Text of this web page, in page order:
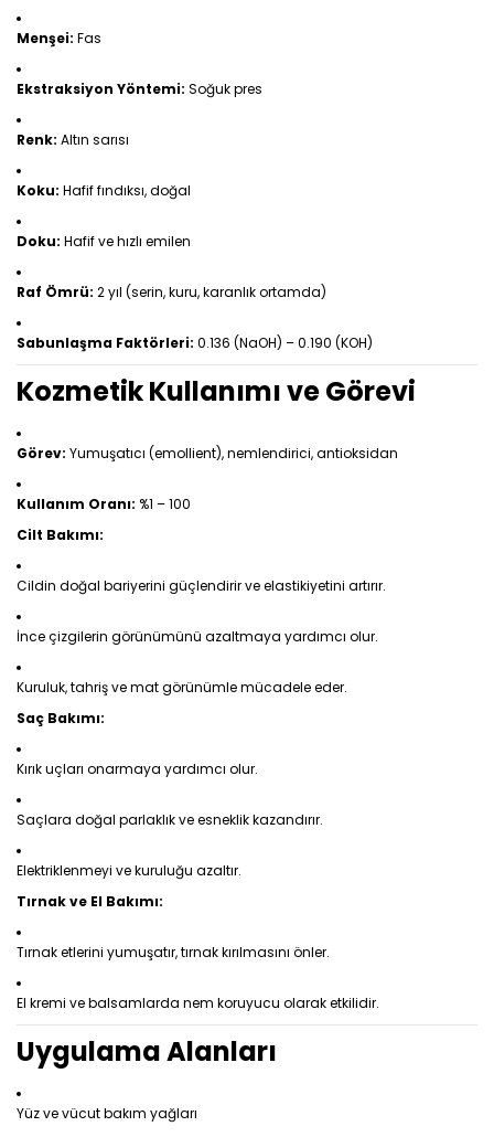
Menşei: Fas
Ekstraksiyon Yöntemi: Soğuk pres
Renk: Altın sarısı
Koku: Hafif fındıksı, doğal
Doku: Hafif ve hızlı emilen
Raf Ömrü: 2 yıl (serin, kuru, karanlık ortamda)
Sabunlaşma Faktörleri: 0.136 (NaOH) – 0.190 (KOH)
Kozmetik Kullanımı ve Görevi
Görev: Yumuşatıcı (emollient), nemlendirici, antioksidan
Kullanım Oranı: %1 – 100
Cilt Bakımı:
Cildin doğal bariyerini güçlendirir ve elastikiyetini artırır.
İnce çizgilerin görünümünü azaltmaya yardımcı olur.
Kuruluk, tahriş ve mat görünümle mücadele eder.
Saç Bakımı:
Kırık uçları onarmaya yardımcı olur.
Saçlara doğal parlaklık ve esneklik kazandırır.
Elektriklenmeyi ve kuruluğu azaltır.
Tırnak ve El Bakımı:
Tırnak etlerini yumuşatır, tırnak kırılmasını önler.
El kremi ve balsamlarda nem koruyucu olarak etkilidir.
Uygulama Alanları
Yüz ve vücut bakım yağları